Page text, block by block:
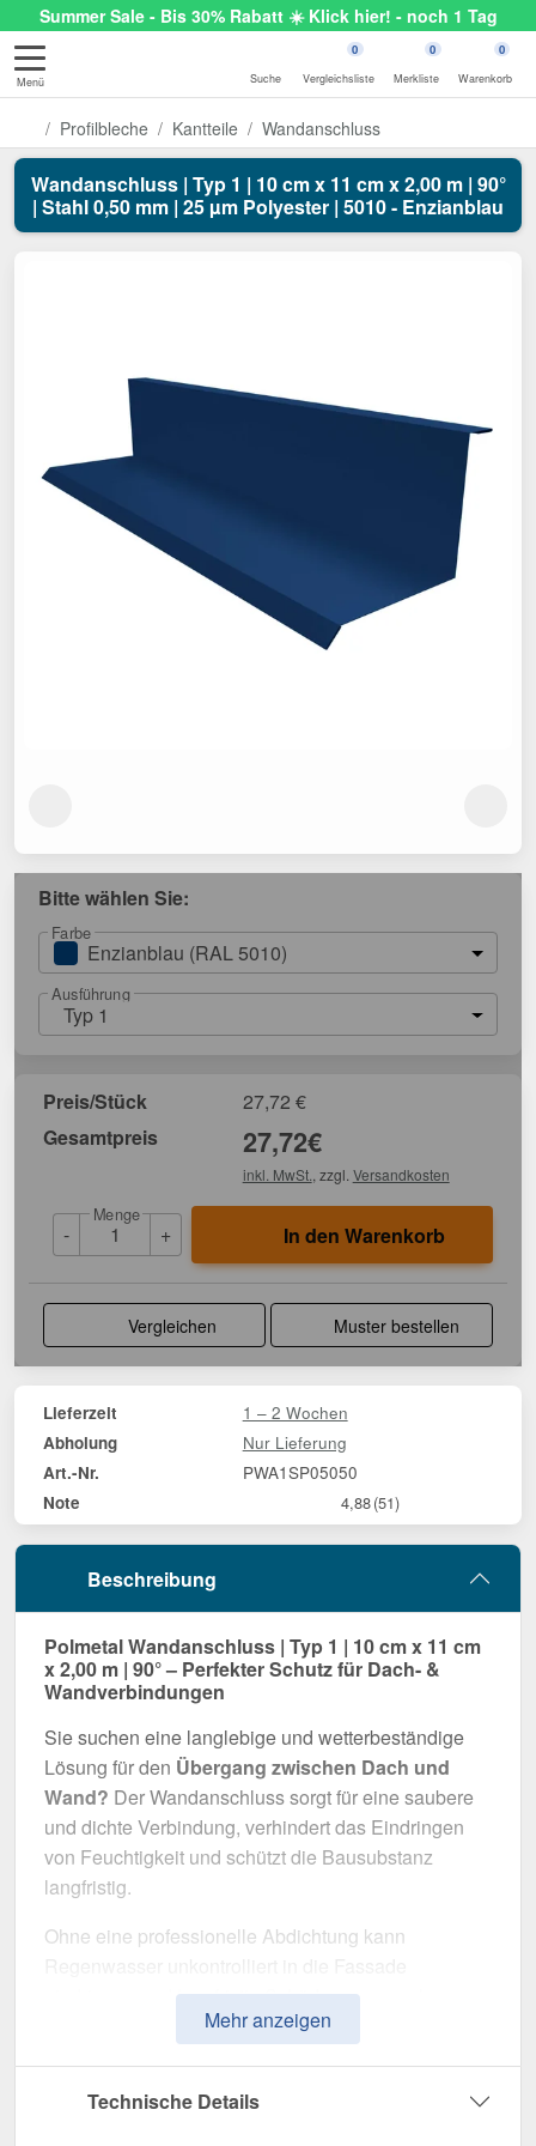
Summer Sale - Bis 30% Rabatt ☀️ Klick hier! - noch 1 Tag
Menü Suche
0
Vergleichsliste
0
Merkliste
0
Warenkorb
Profilbleche Kantteile Wandanschluss
Wandanschluss | Typ 1 | 10 cm x 11 cm x 2,00 m | 90°
| Stahl 0,50 mm | 25 µm Polyester | 5010 - Enzianblau
Bitte wählen Sie:
Farbe
Enzianblau (RAL 5010)
Ausführung
Typ 1
Preis/Stück 27,72 €
Gesamtpreis
27,72€
inkl. MwSt. , zzgl. Versandkosten
-
Menge
+ In den Warenkorb
Vergleichen Muster bestellen
Lieferzeit 1 – 2 Wochen
Abholung Nur Lieferung
Art.-Nr. PWA1SP05050
Note 4,88(51)
Beschreibung
Polmetal Wandanschluss | Typ 1 | 10 cm x 11 cm
x 2,00 m | 90° – Perfekter Schutz für Dach- &
Wandverbindungen
Sie suchen eine langlebige und wetterbeständige
Lösung für den Übergang zwischen Dach und
Wand? Der Wandanschluss sorgt für eine saubere
und dichte Verbindung, verhindert das Eindringen
von Feuchtigkeit und schützt die Bausubstanz
langfristig.
Ohne eine professionelle Abdichtung kann
eindringen und langfristig Schäden verursachen.
Dieser Wandanschluss wurde speziell entwickelt,
Montage, hohe Widerstandsfähigkeit und eine
Mehr anzeigen
Technische Details